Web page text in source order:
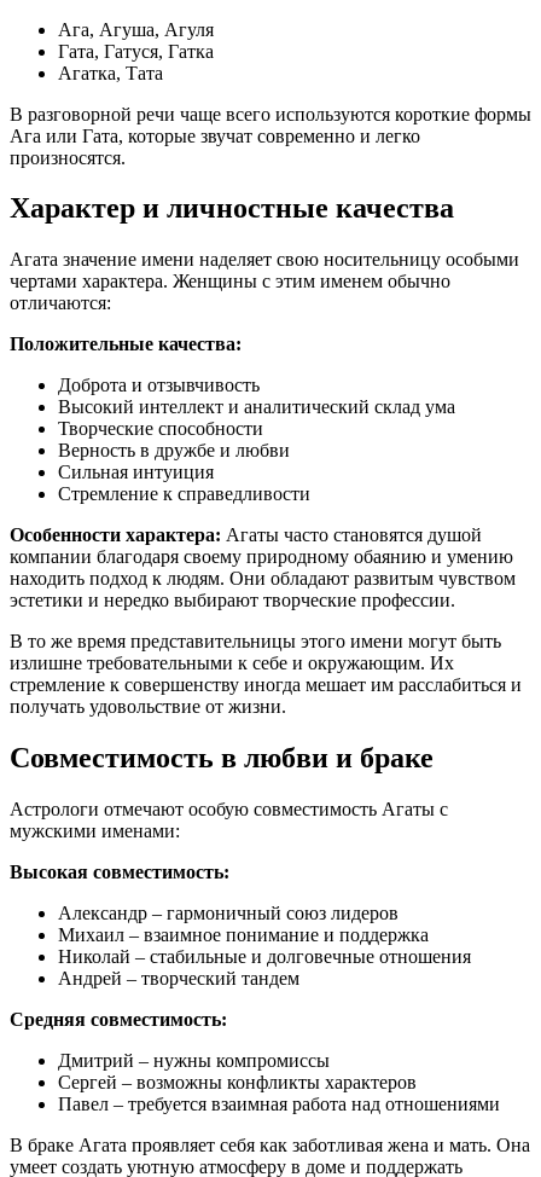
Ага, Агуша, Агуля
Гата, Гатуся, Гатка
Агатка, Тата
В разговорной речи чаще всего используются короткие формы
Ага или Гата, которые звучат современно и легко
произносятся.
Характер и личностные качества
Агата значение имени наделяет свою носительницу особыми
чертами характера. Женщины с этим именем обычно
отличаются:
Положительные качества:
Доброта и отзывчивость
Высокий интеллект и аналитический склад ума
Творческие способности
Верность в дружбе и любви
Сильная интуиция
Стремление к справедливости
Особенности характера: Агаты часто становятся душой
компании благодаря своему природному обаянию и умению
находить подход к людям. Они обладают развитым чувством
эстетики и нередко выбирают творческие профессии.
В то же время представительницы этого имени могут быть
излишне требовательными к себе и окружающим. Их
стремление к совершенству иногда мешает им расслабиться и
получать удовольствие от жизни.
Совместимость в любви и браке
Астрологи отмечают особую совместимость Агаты с
мужскими именами:
Высокая совместимость:
Александр – гармоничный союз лидеров
Михаил – взаимное понимание и поддержка
Николай – стабильные и долговечные отношения
Андрей – творческий тандем
Средняя совместимость:
Дмитрий – нужны компромиссы
Сергей – возможны конфликты характеров
Павел – требуется взаимная работа над отношениями
В браке Агата проявляет себя как заботливая жена и мать. Она
умеет создать уютную атмосферу в доме и поддержать